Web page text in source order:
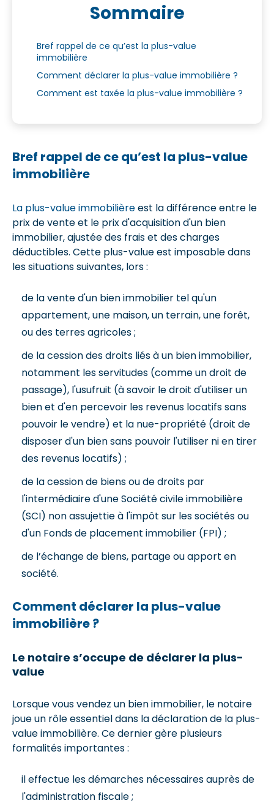
Sommaire
Bref rappel de ce qu’est la plus-value
immobilière
Comment déclarer la plus-value immobilière ?
Comment est taxée la plus-value immobilière ?
Bref rappel de ce qu’est la plus-value
immobilière
La plus-value immobilièreest la différence entre le
prix de vente et le prix d'acquisition d'un bien
immobilier, ajustée des frais et des charges
déductibles. Cette plus-value est imposable dans
les situations suivantes, lors :
de la vente d'un bien immobilier tel qu'un
appartement, une maison, un terrain, une forêt,
ou des terres agricoles ;
de la cession des droits liés à un bien immobilier,
notamment les servitudes (comme un droit de
passage), l'usufruit (à savoir le droit d'utiliser un
bien et d'en percevoir les revenus locatifs sans
pouvoir le vendre) et la nue-propriété (droit de
disposer d'un bien sans pouvoir l'utiliser ni en tirer
des revenus locatifs) ;
de la cession de biens ou de droits par
l'intermédiaire d'une Société civile immobilière
(SCI) non assujettie à l'impôt sur les sociétés ou
d'un Fonds de placement immobilier (FPI) ;
de l’échange de biens, partage ou apport en
société.
Comment déclarer la plus-value
immobilière ?
Le notaire s’occupe de déclarer la plus-
value
Lorsque vous vendez un bien immobilier, le notaire
joue un rôle essentiel dans la déclaration de la plus-
value immobilière. Ce dernier gère plusieurs
formalités importantes :
il effectue les démarches nécessaires auprès de
l'administration fiscale ;